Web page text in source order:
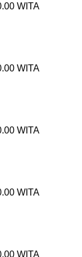
WITA
WITA
WITA
WITA
WITA